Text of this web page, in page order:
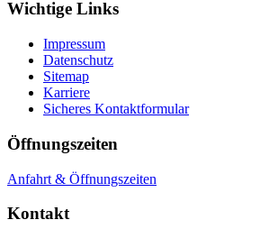
Wichtige Links
Impressum
Datenschutz
Sitemap
Karriere
Sicheres Kontaktformular
Öffnungszeiten
Anfahrt & Öffnungszeiten
Kontakt